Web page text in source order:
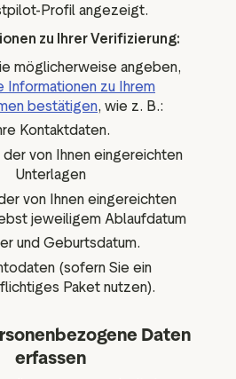
Profil angezeigt.
zu Ihrer Verifizierung:
möglicherweise angeben,
Informationen zu Ihrem
bestätigen, wie z. B.:
Kontaktdaten.
von Ihnen eingereichten
Unterlagen
von Ihnen eingereichten
jeweiligem Ablaufdatum
und Geburtsdatum.
(sofern Sie ein
Paket nutzen).
Daten
erfassen